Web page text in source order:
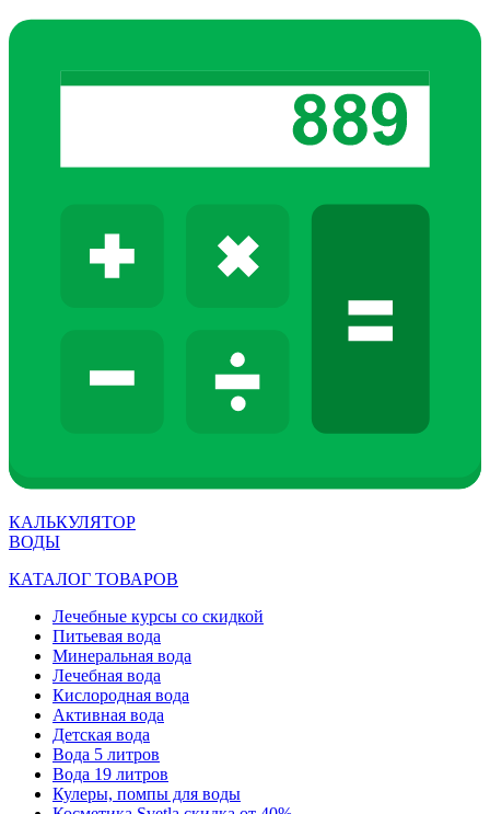
КАЛЬКУЛЯТОР
ВОДЫ
КАТАЛОГ ТОВАРОВ
Лечебные курсы со скидкой
Питьевая вода
Минеральная вода
Лечебная вода
Кислородная вода
Активная вода
Детская вода
Вода 5 литров
Вода 19 литров
Кулеры, помпы для воды